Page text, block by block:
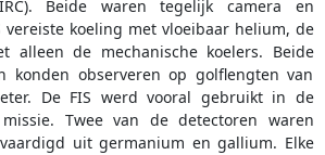
Beide waren tegelijk camera en
vereiste koeling met vloeibaar helium, de
alleen de mechanische koelers. Beide
konden observeren op golflengten van
De FIS werd vooral gebruikt in de
Twee van de detectoren waren
uit germanium en gallium. Elke